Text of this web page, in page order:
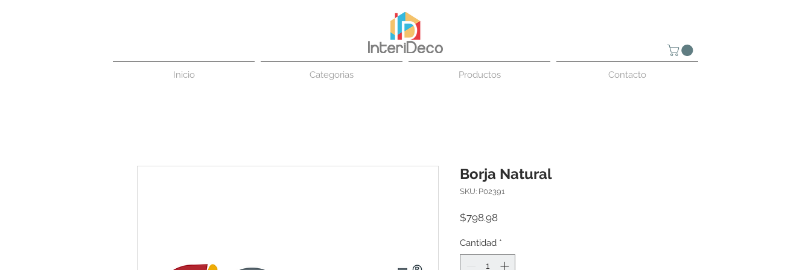
Inicio Categorias Productos Contacto
Borja Natural
SKU: P02391
$798.98Precio
Cantidad *